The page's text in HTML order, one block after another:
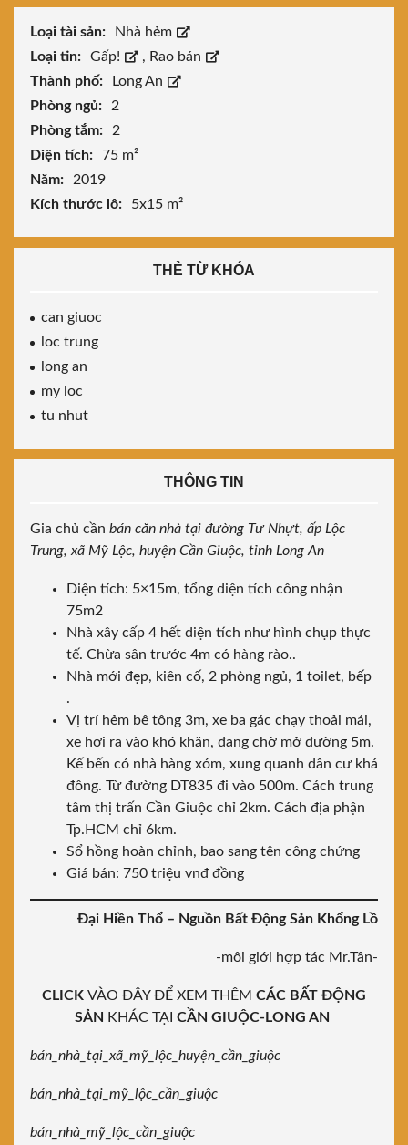
Loại tài sản:
Nhà hẻm
Loại tin:
Gấp! , Rao bán
Thành phố:
Long An
Phòng ngủ:
2
Phòng tắm:
2
Diện tích:
75 m²
Năm:
2019
Kích thước lô:
5x15 m²
THẺ TỪ KHÓA
can giuoc
loc trung
long an
my loc
tu nhut
THÔNG TIN
Gia chủ cần bán căn nhà tại đường Tư Nhựt, ấp Lộc
Trung, xã Mỹ Lộc, huyện Cần Giuộc, tỉnh Long An
Diện tích: 5×15m, tổng diện tích công nhận
75m2
Nhà xây cấp 4 hết diện tích như hình chụp thực
tế. Chừa sân trước 4m có hàng rào..
Nhà mới đẹp, kiên cố, 2 phòng ngủ, 1 toilet, bếp
.
Vị trí hẻm bê tông 3m, xe ba gác chạy thoải mái,
xe hơi ra vào khó khăn, đang chờ mở đường 5m.
Kế bến có nhà hàng xóm, xung quanh dân cư khá
đông. Từ đường DT835 đi vào 500m. Cách trung
tâm thị trấn Cần Giuộc chỉ 2km. Cách địa phận
Tp.HCM chỉ 6km.
Sổ hồng hoàn chỉnh, bao sang tên công chứng
Giá bán: 750 triệu vnđ đồng
Đại Hiền Thổ – Nguồn Bất Động Sản Khổng Lồ
-môi giới hợp tác Mr.Tân-
CLICK VÀO ĐÂY ĐỂ XEM THÊM CÁC BẤT ĐỘNG
SẢN KHÁC TẠI CẦN GIUỘC-LONG AN
bán_nhà_tại_xã_mỹ_lộc_huyện_cần_giuộc
bán_nhà_tại_mỹ_lộc_cần_giuộc
bán_nhà_mỹ_lộc_cần_giuộc